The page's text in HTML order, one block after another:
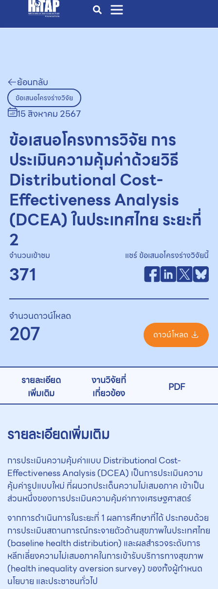
ย้อนกลับ
ข้อเสนอโครงร่างวิจัย
15 สิงหาคม 2567
ข้อเสนอโครงการวิจัย การ
ประเมินความคุ้มค่าด้วยวิธี
Distributional Cost-
Effectiveness Analysis
(DCEA) ในประเทศไทย ระยะที่
2
จำนวนเข้าชม
371
แชร์ ข้อเสนอโครงร่างวิจัยนี้
จำนวนดาวน์โหลด
207 ดาวน์โหลด
รายละเอียด
เพิ่มเติม
งานวิจัยที่
เกี่ยวข้อง
PDF
รายละเอียดเพิ่มเติม
การประเมินความคุ้มค่าแบบ Distributional Cost-
Effectiveness Analysis (DCEA) เป็นการประเมินความ
คุ้มค่ารูปแบบใหม่ ที่ผนวกประเด็นความไม่เสมอภาค เข้าเป็น
ส่วนหนึ่งของการประเมินความคุ้มค่าทางเศรษฐศาสตร์
จากการดำเนินการในระยะที่ 1 ผลการศึกษาที่ได้ ประกอบด้วย
การประเมินสถานการณ์กระจายตัวด้านสุขภาพในประเทศไทย
(baseline health distribution) และผลสำรวจระดับการ
หลีกเลี่ยงความไม่เสมอภาคในการเข้ารับบริการทางสุขภาพ
(health inequality aversion survey) ของทั้งผู้กำหนด
นโยบาย และประชาชนทั่วไป